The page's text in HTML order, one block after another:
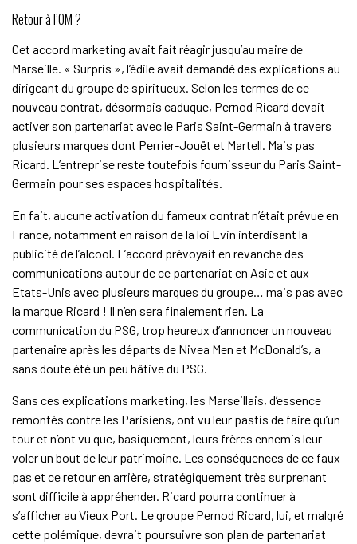
Retour à l’OM ?
Cet accord marketing avait fait réagir jusqu’au maire de
Marseille. « Surpris », l’édile avait demandé des explications au
dirigeant du groupe de spiritueux. Selon les termes de ce
nouveau contrat, désormais caduque, Pernod Ricard devait
activer son partenariat avec le Paris Saint-Germain à travers
plusieurs marques dont Perrier-Jouët et Martell. Mais pas
Ricard. L’entreprise reste toutefois fournisseur du Paris Saint-
Germain pour ses espaces hospitalités.
En fait, aucune activation du fameux contrat n’était prévue en
France, notamment en raison de la loi Evin interdisant la
publicité de l’alcool. L’accord prévoyait en revanche des
communications autour de ce partenariat en Asie et aux
Etats-Unis avec plusieurs marques du groupe… mais pas avec
la marque Ricard ! Il n’en sera finalement rien. La
communication du PSG, trop heureux d’annoncer un nouveau
partenaire après les départs de Nivea Men et McDonald’s, a
sans doute été un peu hâtive du PSG.
Sans ces explications marketing, les Marseillais, d’essence
remontés contre les Parisiens, ont vu leur pastis de faire qu’un
tour et n’ont vu que, basiquement, leurs frères ennemis leur
voler un bout de leur patrimoine. Les conséquences de ce faux
pas et ce retour en arrière, stratégiquement très surprenant
sont difficile à appréhender. Ricard pourra continuer à
s’afficher au Vieux Port. Le groupe Pernod Ricard, lui, et malgré
cette polémique, devrait poursuivre son plan de partenariat